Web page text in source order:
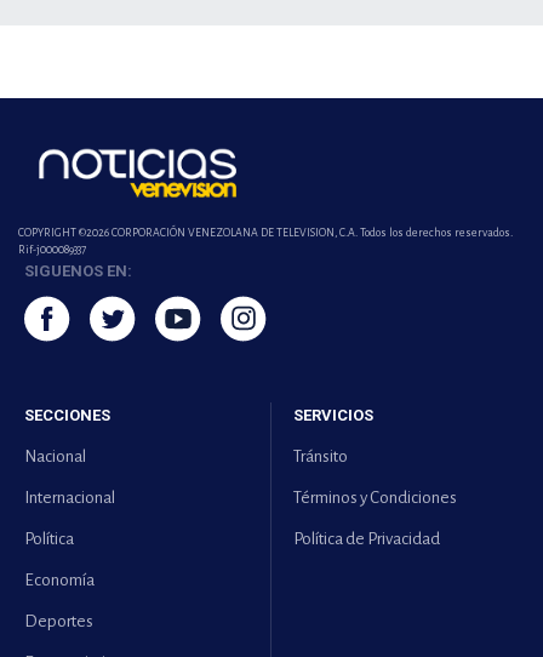
COPYRIGHT ©2026 CORPORACIÓN VENEZOLANA DE TELEVISION, C.A. Todos los derechos reservados.
Rif-j000089337
SIGUENOS EN:
SECCIONES
Nacional
Internacional
Política
Economía
Deportes
SERVICIOS
Tránsito
Términos y Condiciones
Política de Privacidad